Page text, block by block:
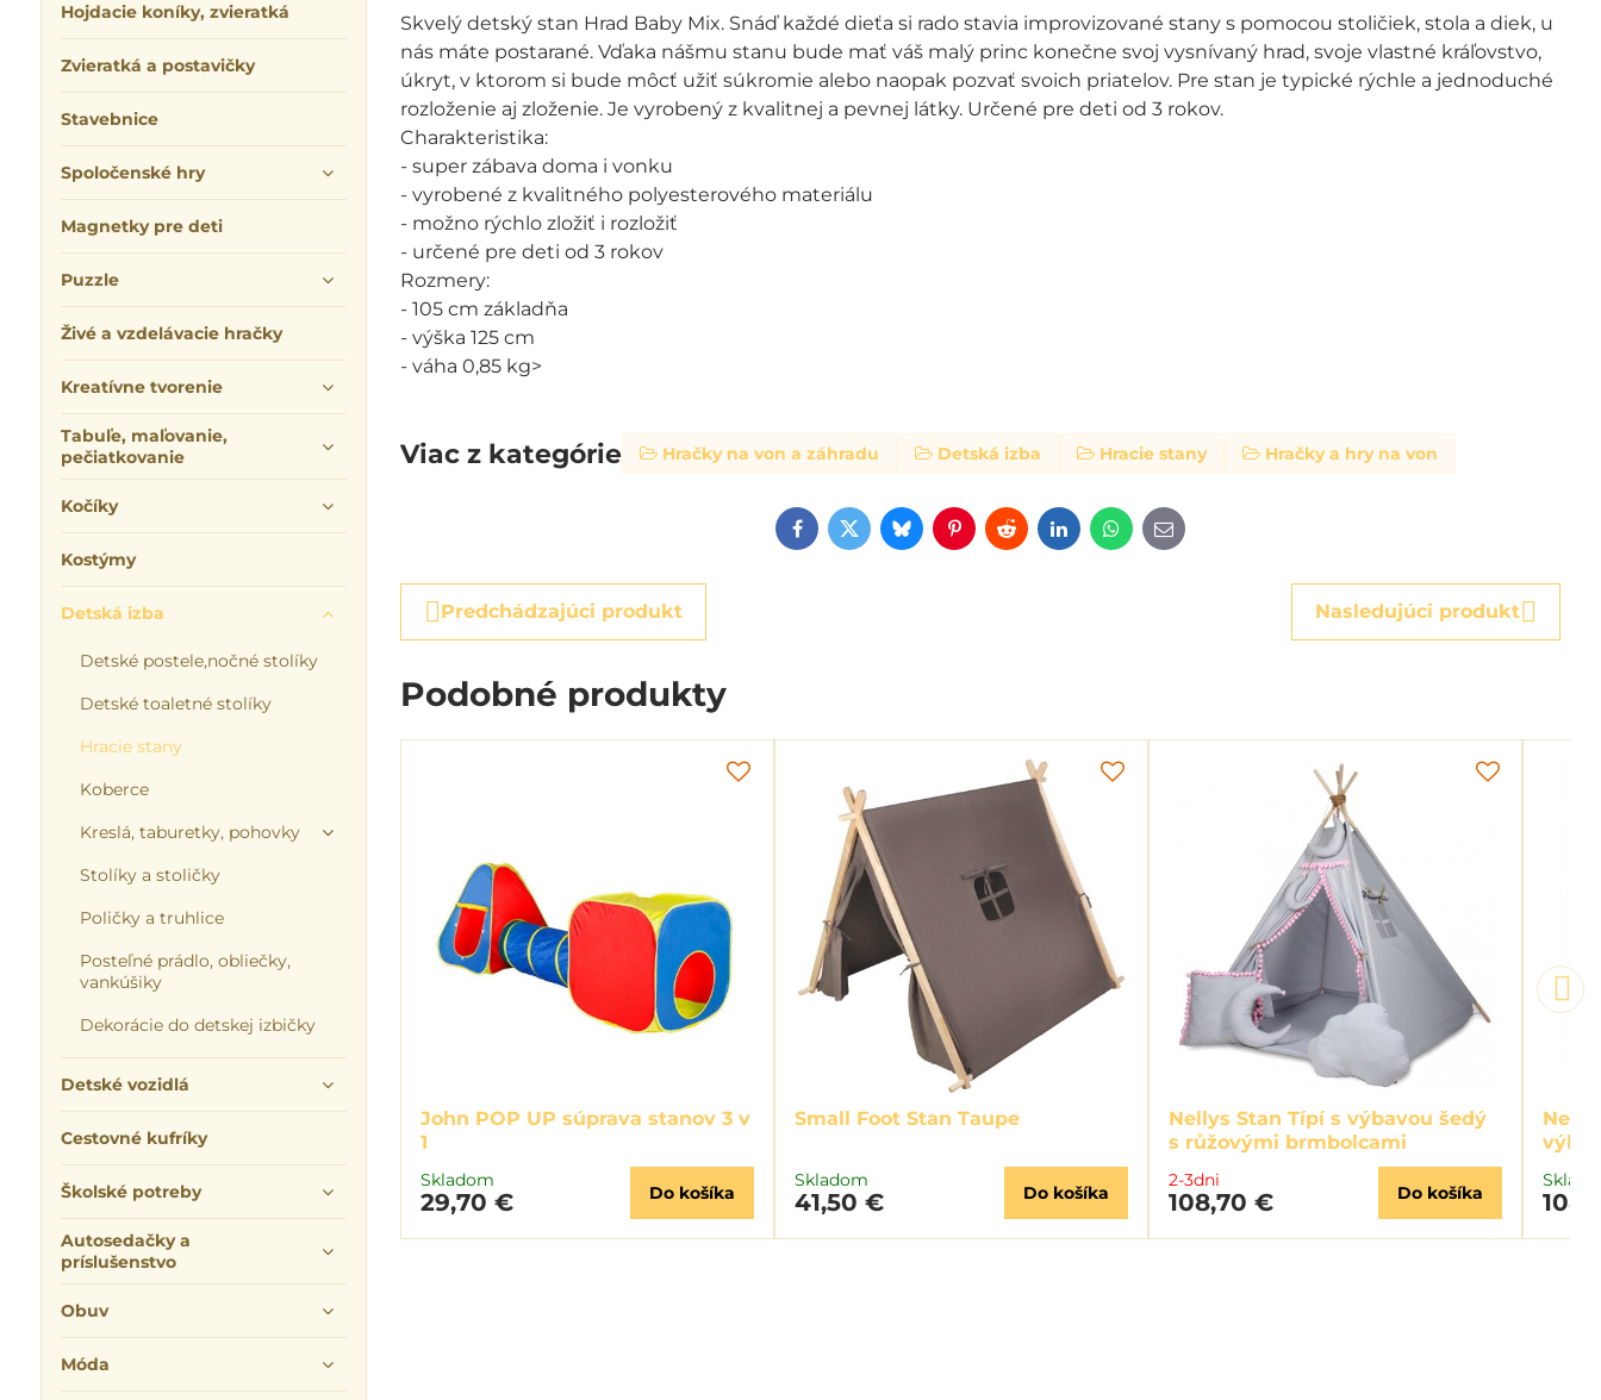
Skvelý detský stan Hrad Baby Mix. Snáď každé dieťa si rado stavia improvizované stany s pomocou stoličiek, stola a diek, u
nás máte postarané. Vďaka nášmu stanu bude mať váš malý princ konečne svoj vysnívaný hrad, svoje vlastné kráľovstvo,
úkryt, v ktorom si bude môcť užiť súkromie alebo naopak pozvať svoich priatelov. Pre stan je typické rýchle a jednoduché
rozloženie aj zloženie. Je vyrobený z kvalitnej a pevnej látky. Určené pre deti od 3 rokov.
Charakteristika:
- super zábava doma i vonku
- vyrobené z kvalitného polyesterového materiálu
- možno rýchlo zložiť i rozložiť
- určené pre deti od 3 rokov
Rozmery:
- 105 cm základňa
- výška 125 cm
- váha 0,85 kg>
Viac z kategórie Hračky na von a záhradu Detská izba Hracie stany Hračky a hry na von
Facebook
TwitterBlueskyPinterest
RedditLinkedInWhatsApp
E-
mail
Predchádzajúci produkt Nasledujúci produkt
Podobné produkty
John POP UP súprava stanov 3 v
1
Skladom
29,70 € Do košíka
Small Foot Stan Taupe
Skladom
41,50 € Do košíka
Nellys Stan Típí s výbavou šedý
s růžovými brmbolcami
2-3dni
108,70 € Do košíka
Hojdacie koníky, zvieratká
Zvieratká a postavičky
Stavebnice
Spoločenské hry
Magnetky pre deti
Puzzle
Živé a vzdelávacie hračky
Kreatívne tvorenie
Tabuľe, maľovanie,
pečiatkovanie
Kočíky
Kostýmy
Detská izba
Detské postele,nočné stolíky
Detské toaletné stolíky
Hracie stany
Koberce
Kreslá, taburetky, pohovky
Stolíky a stoličky
Poličky a truhlice
Posteľné prádlo, obliečky,
vankúšiky
Dekorácie do detskej izbičky
Detské vozidlá
Cestovné kufríky
Školské potreby
Autosedačky a
príslušenstvo
Obuv
Móda